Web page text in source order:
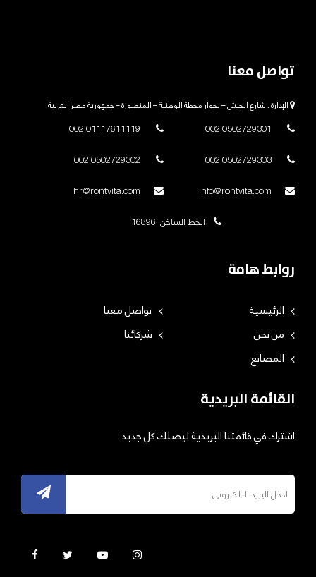
تواصل معنا
الإدارة : شارع الجيش – بجوار محطة الوطنية – المنصورة – جمهورية مصر العربية
الخط الساخن :16896
روابط هامة
الرئيسية
تواصل معنا
من نحن
شركائنا
المصانع
القائمة البريدية
اشترك في قائمتنا البريدية ليصلك كل جديد